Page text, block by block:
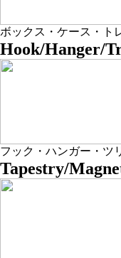
ボックス・ケース・ト
Hook/Hanger/
フック・ハンガー・ツ
Tapestry/